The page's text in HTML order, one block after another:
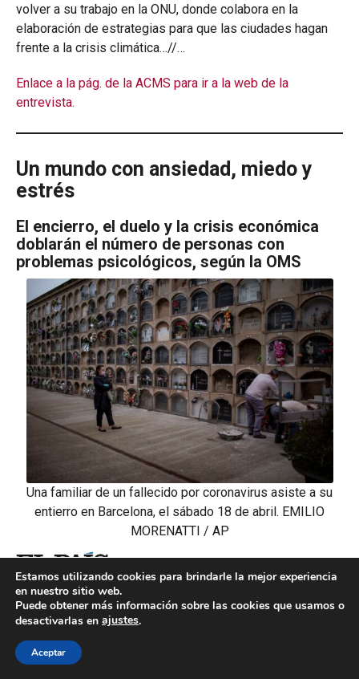
volver a su trabajo en la ONU, donde colabora en la
elaboración de estrategias para que las ciudades hagan
frente a la crisis climática…//…
Enlace a la pág. de la ACMS para ir a la web de la
entrevista.
Un mundo con ansiedad, miedo y
estrés
El encierro, el duelo y la crisis económica
doblarán el número de personas con
problemas psicológicos, según la OMS
Una familiar de un fallecido por coronavirus asiste a su
entierro en Barcelona, el sábado 18 de abril. EMILIO
MORENATTI / AP
ANA ALFAGEME
Si se pudieran auscultar las emociones, todos los
Estamos utilizando cookies para brindarle la mejor experiencia
en nuestro sitio web.
Puede obtener más información sobre las cookies que usamos o
desactivarlas en ajustes.
Aceptar